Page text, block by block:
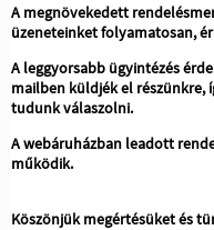
A megnövekedett
üzeneteinket folyamatosan,
A leggyorsabb ügyintézés
mailben küldjék el részünkre,
tudunk válaszolni.
A webáruházban leadott
működik.
Köszönjük megértésüket és